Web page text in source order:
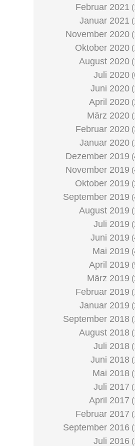
Februar 2021
Januar 2021
November 2020
Oktober 2020
August 2020
Juli 2020
Juni 2020
April 2020
März 2020
Februar 2020
Januar 2020
Dezember 2019
November 2019
Oktober 2019
September 2019
August 2019
Juli 2019
Juni 2019
Mai 2019
April 2019
März 2019
Februar 2019
Januar 2019
September 2018
August 2018
Juli 2018
Juni 2018
Mai 2018
Juli 2017
April 2017
Februar 2017
September 2016
Juli 2016